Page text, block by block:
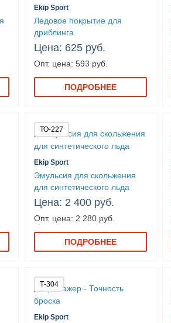
Ekip Sport
Ледовое покрытие для
дриблинга
Цена: 625 руб.
Опт. цена: 593 руб.
ПОДРОБНЕЕ
ТО-227
Ekip Sport
Эмульсия для скольжения
для синтетического льда
Цена: 2 400 руб.
Опт. цена: 2 280 руб.
ПОДРОБНЕЕ
Т-304
Ekip Sport